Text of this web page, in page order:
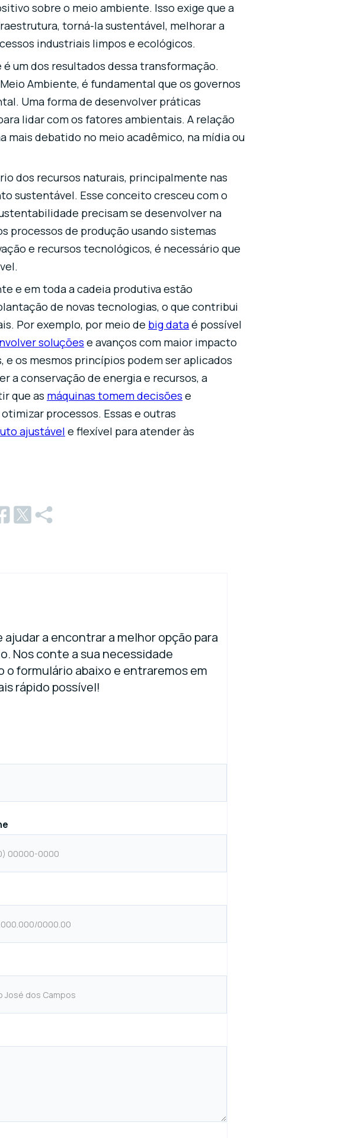
sobre o meio ambiente. Isso exige que a
torná-la sustentável, melhorar a
industriais limpos e ecológicos.
um dos resultados dessa transformação.
Ambiente, é fundamental que os governos
Uma forma de desenvolver práticas
lidar com os fatores ambientais. A relação
debatido no meio acadêmico, na mídia ou
dos recursos naturais, principalmente nas
sustentável. Esse conceito cresceu com o
precisam se desenvolver na
processos de produção usando sistemas
e recursos tecnológicos, é necessário que
e em toda a cadeia produtiva estão
de novas tecnologias, o que contribui
Por exemplo, por meio de big dataé possível
soluções e avanços com maior impacto
os mesmos princípios podem ser aplicados
a conservação de energia e recursos, a
que as máquinas tomem decisões e
processos. Essas e outras
ajustável e flexível para atender às
ajudar a encontrar a melhor opção para
Nos conte a sua necessidade
o formulário abaixo e entraremos em
rápido possível!